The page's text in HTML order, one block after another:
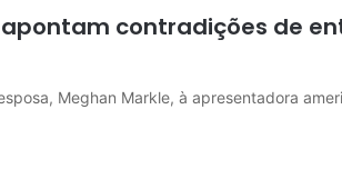
contradições de
Meghan Markle, à apresentadora